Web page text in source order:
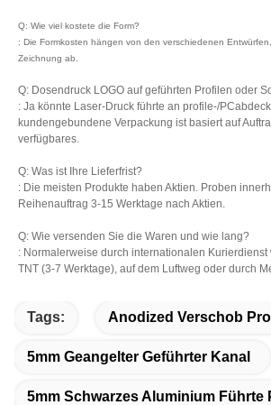
Q: Wie viel kostete die Form?
: Die Formkosten hängen von den verschiedenen
Zeichnung ab.
Q: Dosendruck LOGO auf geführten Profilen oder
: Ja könnte Laser-Druck führte an profile-/
kundengebundene Verpackung ist basiert auf
verfügbares.
Q: Was ist Ihre Lieferfrist?
: Die meisten Produkte haben Aktien. Proben
Reihenauftrag 3-15 Werktage nach Aktien.
Q: Wie versenden Sie die Waren und wie lang?
: Normalerweise durch internationalen Kurierdienst
TNT (3-7 Werktage), auf dem Luftweg oder durch
Tags: Anodized Verschob
5mm Geangelter Geführter Kanal
5mm Schwarzes Aluminium Führte